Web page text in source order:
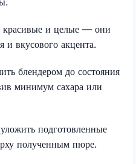
красивые и целые — они
и вкусового акцента.
блендером до состояния
минимум сахара или
подготовленные
полученным пюре.